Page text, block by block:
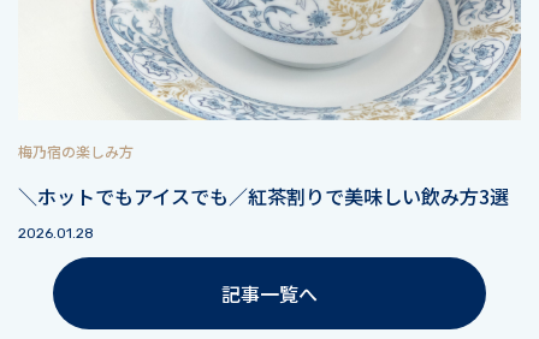
梅乃宿の楽しみ方
＼ホットでもアイスでも／紅茶割りで美味しい飲み方3選
2026.01.28
記事一覧へ